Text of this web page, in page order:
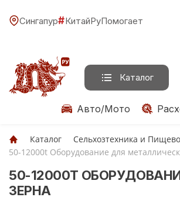
Сингапур#КитайРуПомогает
Каталог
Авто/Мото
Каталог Сельхозтехника и
50-12000t Оборудование для
50-12000T
ЗЕРНА